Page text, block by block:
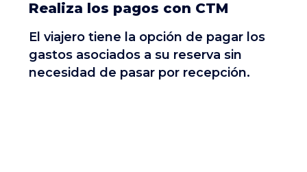
Realiza los pagos con CTM
El viajero tiene la opción de pagar los
gastos asociados a su reserva sin
necesidad de pasar por recepción.